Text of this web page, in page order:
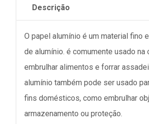
Descrição
O papel alumínio é um material fino
de alumínio. é comumente usado na
embrulhar alimentos e forrar
alumínio também pode ser usado
fins domésticos, como embrulhar
armazenamento ou proteção.